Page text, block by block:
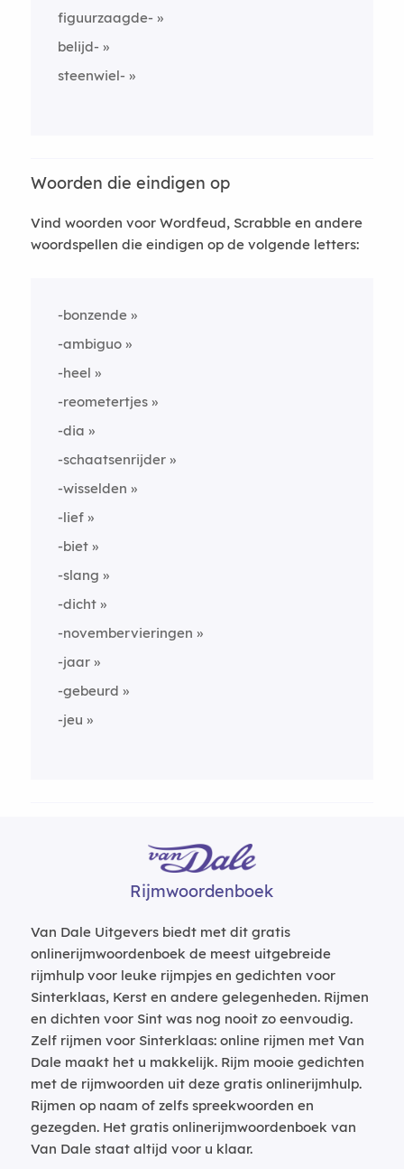
figuurzaagde-
belijd-
steenwiel-
Woorden die eindigen op
Vind woorden voor Wordfeud, Scrabble en andere
woordspellen die eindigen op de volgende letters:
-bonzende
-ambiguo
-heel
-reometertjes
-dia
-schaatsenrijder
-wisselden
-lief
-biet
-slang
-dicht
-novembervieringen
-jaar
-gebeurd
-jeu
Rijmwoordenboek
Van Dale Uitgevers biedt met dit gratis
onlinerijmwoordenboek de meest uitgebreide
rijmhulp voor leuke rijmpjes en gedichten voor
Sinterklaas, Kerst en andere gelegenheden. Rijmen
en dichten voor Sint was nog nooit zo eenvoudig.
Zelf rijmen voor Sinterklaas: online rijmen met Van
Dale maakt het u makkelijk. Rijm mooie gedichten
met de rijmwoorden uit deze gratis onlinerijmhulp.
Rijmen op naam of zelfs spreekwoorden en
gezegden. Het gratis onlinerijmwoordenboek van
Van Dale staat altijd voor u klaar.